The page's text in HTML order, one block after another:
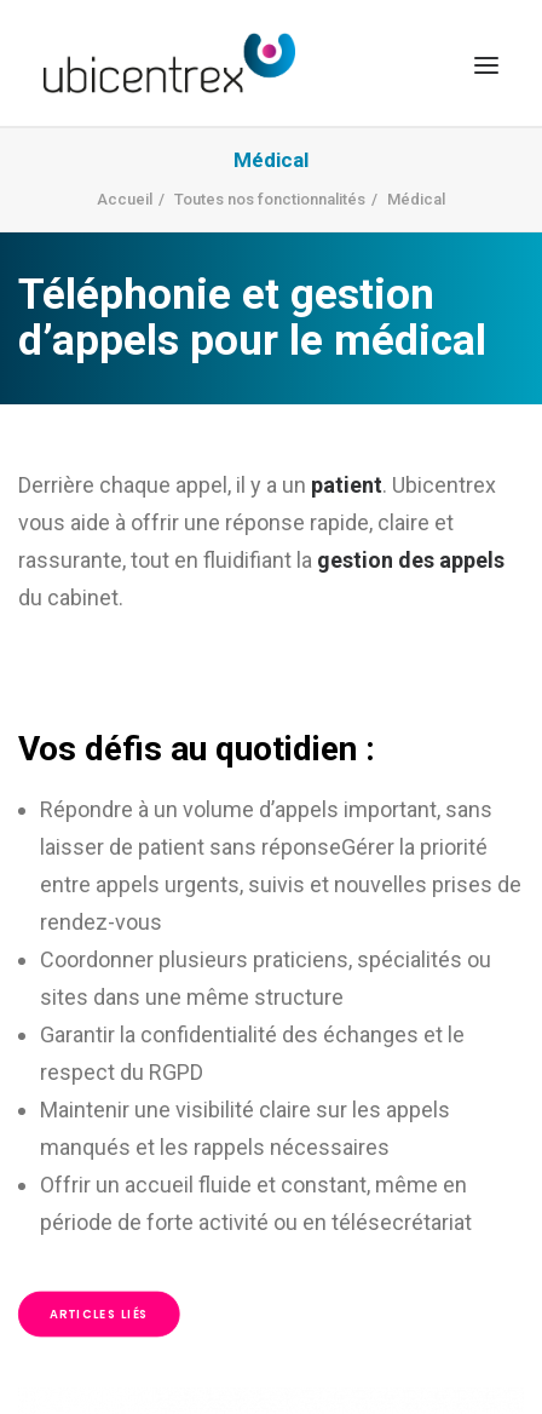
CONTACT
ACCÈS CLIENT
Médical
Accueil Toutes nos fonctionnalités Médical
Téléphonie et gestion
d’appels pour le médical
Derrière chaque appel, il y a un patient. Ubicentrex
vous aide à offrir une réponse rapide, claire et
rassurante, tout en fluidifiant la gestion des appels
du cabinet.
Vos défis au quotidien :
Répondre à un volume d’appels important, sans
laisser de patient sans réponseGérer la priorité
entre appels urgents, suivis et nouvelles prises de
rendez-vous
Coordonner plusieurs praticiens, spécialités ou
sites dans une même structure
Garantir la confidentialité des échanges et le
respect du RGPD
Maintenir une visibilité claire sur les appels
manqués et les rappels nécessaires
Offrir un accueil fluide et constant, même en
période de forte activité ou en télésecrétariat
ARTICLES LIÉS